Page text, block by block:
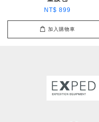
NT$ 899
加入購物車